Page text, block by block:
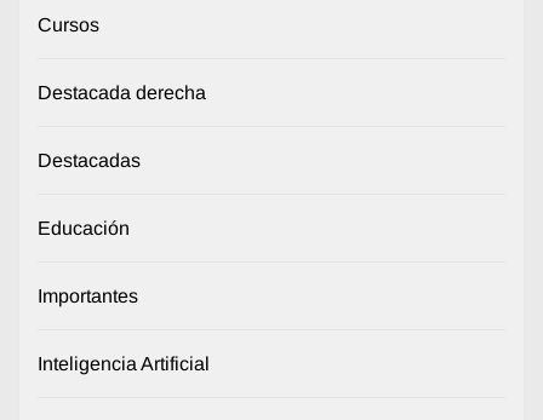
Cursos
Destacada derecha
Destacadas
Educación
Importantes
Inteligencia Artificial